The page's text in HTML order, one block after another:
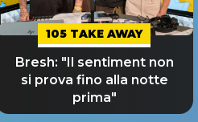
105 TAKE AWAY
Bresh: "Il sentiment non
si prova fino alla notte
prima"